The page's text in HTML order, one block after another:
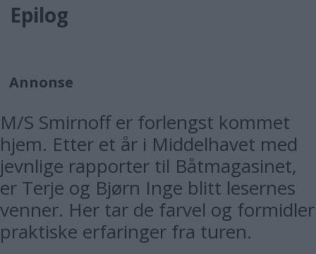
Epilog
Annonse
M/S Smirnoff er forlengst kommet
hjem. Etter et år i Middelhavet med
jevnlige rapporter til Båtmagasinet,
er Terje og Bjørn Inge blitt lesernes
venner. Her tar de farvel og formidler
praktiske erfaringer fra turen.